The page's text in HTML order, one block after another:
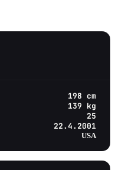
198 cm
139 kg
25
22.4.2001
USA